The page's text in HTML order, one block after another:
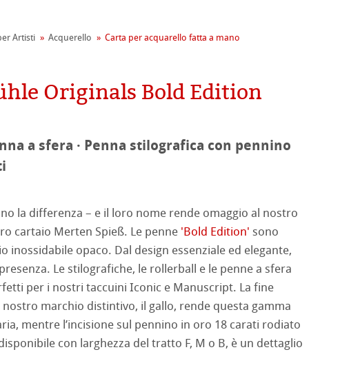
Program
QT Albums
Inkjet
Rag
Classici
Pastel
Artisti Acquerello Carta per acquarello fatta a mano
Originals Bold Edition
a sfera · Penna stilografica con pennino
la differenza – e il loro nome rende omaggio al nostro
cartaio Merten Spieß. Le penne 'Bold Edition' sono
inossidabile opaco. Dal design essenziale ed elegante,
Le stilografiche, le rollerball e le penne a sfera
per i nostri taccuini Iconic e Manuscript. La fine
nostro marchio distintivo, il gallo, rende questa gamma
mentre l’incisione sul pennino in oro 18 carati rodiato
con larghezza del tratto F, M o B, è un dettaglio